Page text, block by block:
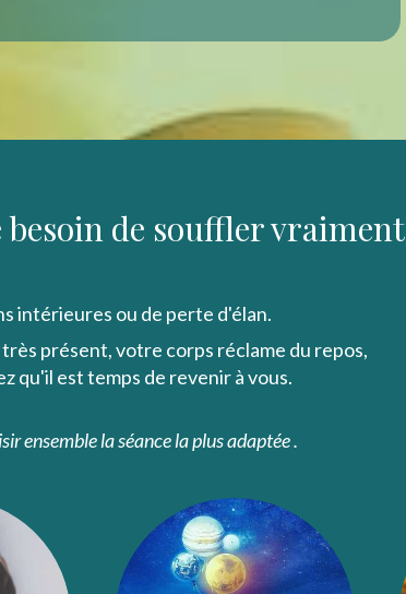
de souffler vraiment
intérieures ou de perte d'élan.
présent, votre corps réclame du repos,
qu'il est temps de revenir à vous.
ensemble la séance la plus adaptée .